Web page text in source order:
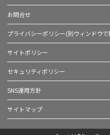
お問合せ
プライバシーポリシー(別ウィンドウで
サイトポリシー
セキュリティポリシー
SNS運用方針
サイトマップ